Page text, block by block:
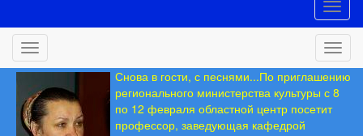
Снова в гости, с песнями...По приглашению
регионального министерства культуры с 8
по 12 февраля областной центр посетит
профессор, заведующая кафедрой